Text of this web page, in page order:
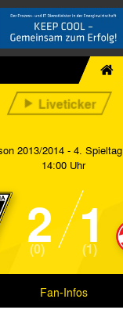
2013/2014 - 4. Spieltag
14:00 Uhr
2
(0) 1
(1)
Fan-Infos